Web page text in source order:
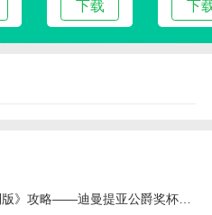
模式、竞速模式等丰富玩
作需求；
括激光炮、冰冻导弹、推
等级。
测评
下载 下
《上古卷轴4：湮灭重制版》攻略——迪曼提亚公爵奖杯成就攻略分享